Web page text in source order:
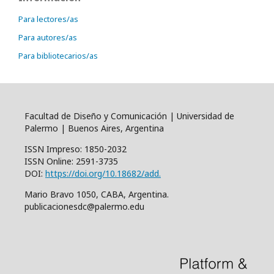
Para lectores/as
Para autores/as
Para bibliotecarios/as
Facultad de Diseño y Comunicación | Universidad de
Palermo | Buenos Aires, Argentina
ISSN Impreso: 1850-2032
ISSN Online: 2591-3735
DOI: https://doi.org/10.18682/add.
Mario Bravo 1050, CABA, Argentina.
publicacionesdc@palermo.edu